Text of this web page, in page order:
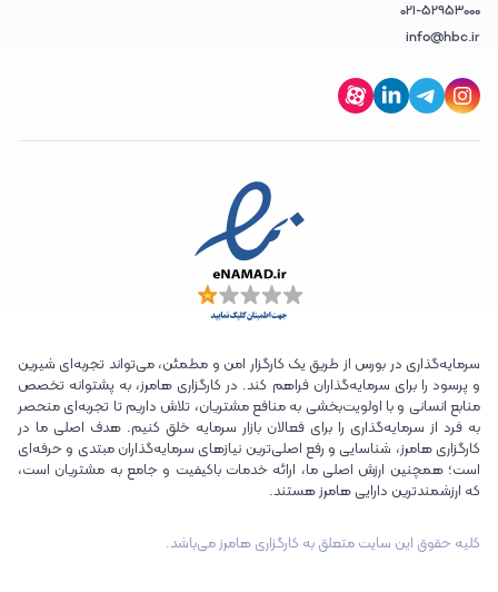
021-52953000
info@hbc.ir
سرمایه‌گذاری در بورس از طریق یک کارگزار امن و مطمئن، می‌تواند تجربه‌ای شیرین
و پرسود را برای سرمایه‌گذاران فراهم کند. در کارگزاری هامرز، به پشتوانه تخصص
منابع انسانی و با اولویت‌بخشی به منافع مشتریان، تلاش داریم تا تجربه‌ای منحصر
به فرد از سرمایه‌گذاری را برای فعالان بازار سرمایه خلق کنیم. هدف اصلی ما در
کارگزاری هامرز، شناسایی و رفع اصلی‌ترین نیازهای سرمایه‌گذاران مبتدی و حرفه‌ای
است؛ همچنین ارزش اصلی ما، ارائه خدمات باکیفیت و جامع به مشتریان است،
که ارزشمندترین دارایی هامرز هستند.
کلیه حقوق این سایت متعلق به کارگزاری هامرز می‌باشد.